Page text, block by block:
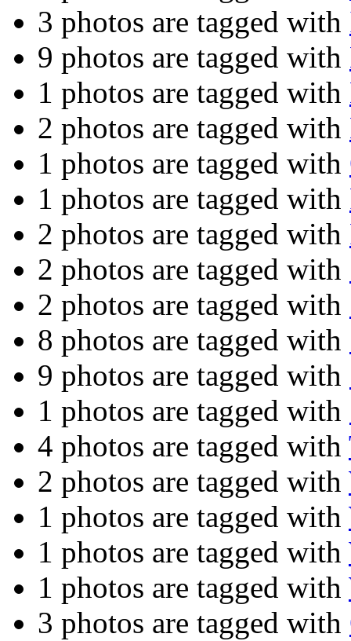
3 photos are tagged with
9 photos are tagged with
1 photos are tagged with
2 photos are tagged with
1 photos are tagged with
1 photos are tagged with
2 photos are tagged with
2 photos are tagged with
2 photos are tagged with
8 photos are tagged with
9 photos are tagged with
1 photos are tagged with
4 photos are tagged with
2 photos are tagged with
1 photos are tagged with
1 photos are tagged with
1 photos are tagged with
3 photos are tagged with